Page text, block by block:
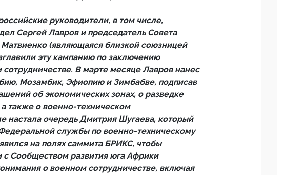
руководители, в том числе,
Сергей Лавров и председатель Совета
(являющаяся близкой союзницей
эту кампанию по заключению
В марте месяце Лавров нанес
Мозамбик, Эфиопию и Зимбабве, подписав
об экономических зонах, о разведке
также о военно-техническом
настала очередь Дмитрия Шугаева, который
службы по военно-техническому
на полях саммита БРИКС, чтобы
с Сообществом развития юга Африки
о военном сотрудничестве, включая